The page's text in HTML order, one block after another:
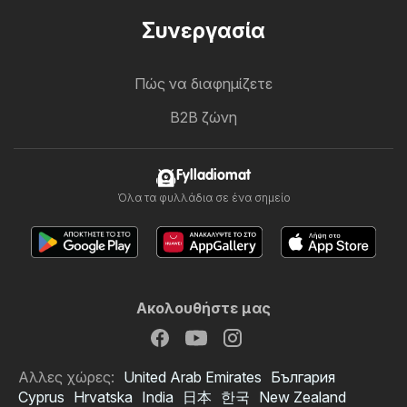
Συνεργασία
Πώς να διαφημίζετε
B2B ζώνη
Fylladiomat
Όλα τα φυλλάδια σε ένα σημείο
Ακολουθήστε μας
Αλλες χώρες: United Arab Emirates България
Cyprus Hrvatska India 日本 한국 New Zealand